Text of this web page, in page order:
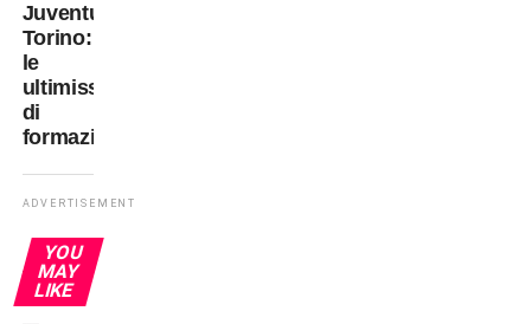
Juventus-
Torino:
le
ultimissime
di
formazione
ADVERTISEMENT
YOU
MAY
LIKE